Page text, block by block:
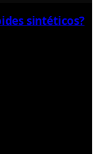
sintéticos?